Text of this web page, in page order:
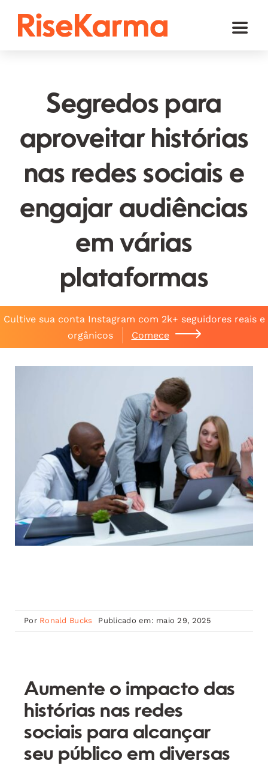
Toggle
TikTok
Facebook
YouTube
Twitter (𝕏)
Outros
Segredos para
aproveitar histórias
nas redes sociais e
engajar audiências
em várias
plataformas
Cultive sua conta Instagram com 2k+ seguidores reais e
orgânicos
Comece
Por Ronald Bucks Publicado em: maio 29, 2025
Aumente o impacto das
histórias nas redes
sociais para alcançar
seu público em diversas